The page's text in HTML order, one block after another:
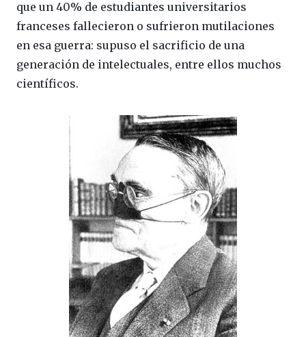
que un 40% de estudiantes universitarios
franceses fallecieron o sufrieron mutilaciones
en esa guerra: supuso el sacrificio de una
generación de intelectuales, entre ellos muchos
científicos.